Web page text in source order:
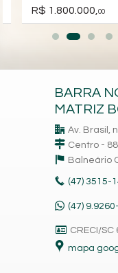
R$ 1.800.000,00
BARRA
MATRIZ
Av. Brasil,
Centro -
Balneário
(47) 3515-
(47)
CRECI/SC
mapa